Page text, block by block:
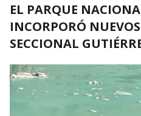
EL PARQUE
INCORPORÓ
SECCIONAL